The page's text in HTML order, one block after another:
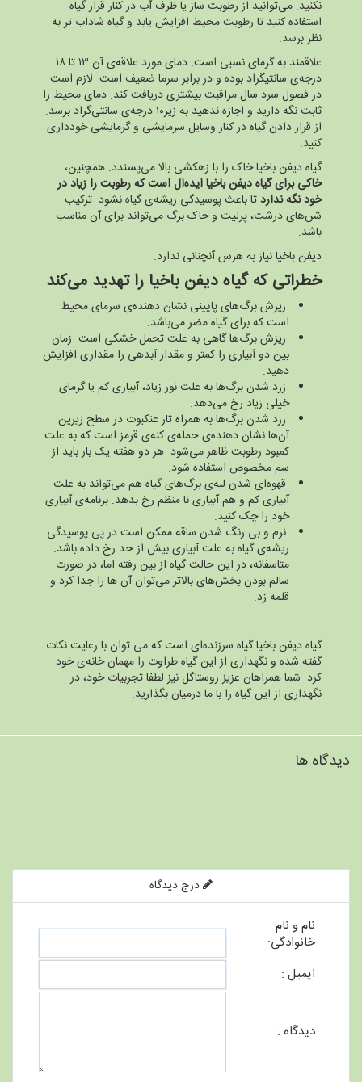
نکنید. می‌توانید از رطوبت ساز یا ظرف آب در کنار قرار گیاه
استفاده کنید تا رطوبت محیط افزایش یابد و گیاه شاداب تر به
نظر برسد.
علاقمند به گرمای نسبی است. دمای مورد علاقه‌ی آن ۱۳ تا ۱۸
درجه‌ی سانتیگراد بوده و در برابر سرما ضعیف است. لازم است
در فصول سرد سال مراقبت بیشتری دریافت کند. دمای محیط را
ثابت نگه دارید و اجازه ندهید به زیر۱۰ درجه‌ی سانتی‌گراد برسد.
از قرار دادن گیاه در کنار وسایل سرمایشی و گرمایشی خودداری
کنید.
گیاه دیفن باخیا خاک را با زهکشی بالا می‌پسندد. همچنین،
خاکی برای گیاه دیفن باخیا ایده‌آل است که رطوبت را زیاد در
خود نگه نداردتا باعث پوسیدگی ریشه‌ی گیاه نشود. ترکیب
شن‌های درشت، پرلیت و خاک برگ می‌تواند برای آن مناسب
باشد.
دیفن باخیا نیاز به هرس آنچنانی ندارد.
خطراتی که گیاه دیفن باخیا را تهدید می‌کند
ریزش برگ‌های پایینی نشان دهنده‌ی سرمای محیط
است که برای گیاه مضر می‌باشد.
ریزش برگ‌ها گاهی به علت تحمل خشکی است. زمان
بین دو آبیاری را کمتر و مقدار آبدهی را مقداری افزایش
دهید.
زرد شدن برگ‌ها به علت نور زیاد، آبیاری کم یا گرمای
خیلی زیاد رخ می‌دهد.
زرد شدن برگ‌ها به همراه تار عنکبوت در سطح زیرین
آن‌ها نشان دهنده‌ی حمله‌ی کنه‌ی قرمز است که به علت
کمبود رطوبت ظاهر می‌شود. هر دو هفته یک بار باید از
سم مخصوص استفاده شود.
قهوه‌ای شدن لبه‌ی برگ‌های گیاه هم می‌تواند به علت
آبیاری کم و هم آبیاری نا منظم رخ بدهد. برنامه‌ی آبیاری
خود را چک‌ کنید.
نرم و بی رنگ شدن ساقه ممکن است در پی پوسیدگی
ریشه‌ی گیاه به علت آبیاری بیش از حد رخ داده باشد.
متاسفانه، در این حالت گیاه از بین رفته اما، در صورت
سالم بودن بخش‌های بالاتر می‌توان آن ها را جدا کرد و
قلمه زد.
گیاه دیفن باخیا گیاه سرزنده‌ای است که می توان با رعایت نکات
گفته شده و نگهداری از این گیاه طراوت را مهمان خانه‌ی خود
کرد. شما همراهان عزیز روستاگل نیز لطفا تجربیات خود، در
نگهداری از این گیاه را با ما درمیان بگذارید.
دیدگاه ها
درج دیدگاه
نام و نام
خانوادگی:
ایمیل :
دیدگاه :